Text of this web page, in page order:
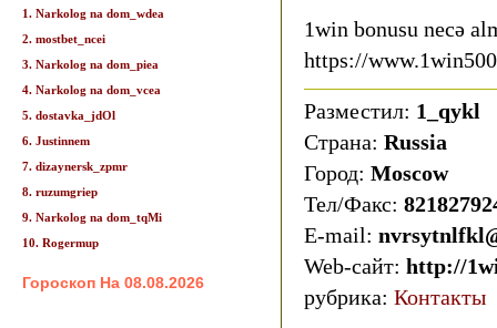
1. Narkolog na dom_wdea
2. mostbet_ncei
3. Narkolog na dom_piea
4. Narkolog na dom_vcea
5. dostavka_jdOl
6. Justinnem
7. dizaynersk_zpmr
8. ruzumgriep
9. Narkolog na dom_tqMi
10. Rogermup
Гороскоп На 08.08.2026
1win bonusu necə
https://
Разместил: 1_qykl
Страна: Russia
Город: Moscow
Тел/Факс:
E-mail:
Web-сайт: http://
рубрика: Контакты